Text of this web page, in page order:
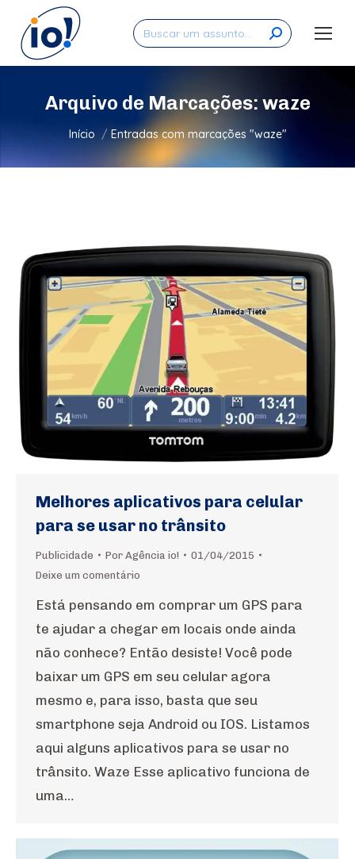
Search:
Arquivo de Marcações: waze
Você está aqui:
Início Entradas com marcações "waze"
Melhores aplicativos para celular
para se usar no trânsito
Publicidade Por Agência io!
01/04/2015
Deixe um comentário
Está pensando em comprar um GPS para
te ajudar a chegar em locais onde ainda
não conhece? Então desiste! Você pode
baixar um GPS em seu celular agora
mesmo e, para isso, basta que seu
smartphone seja Android ou IOS. Listamos
aqui alguns aplicativos para se usar no
trânsito. Waze Esse aplicativo funciona de
uma…